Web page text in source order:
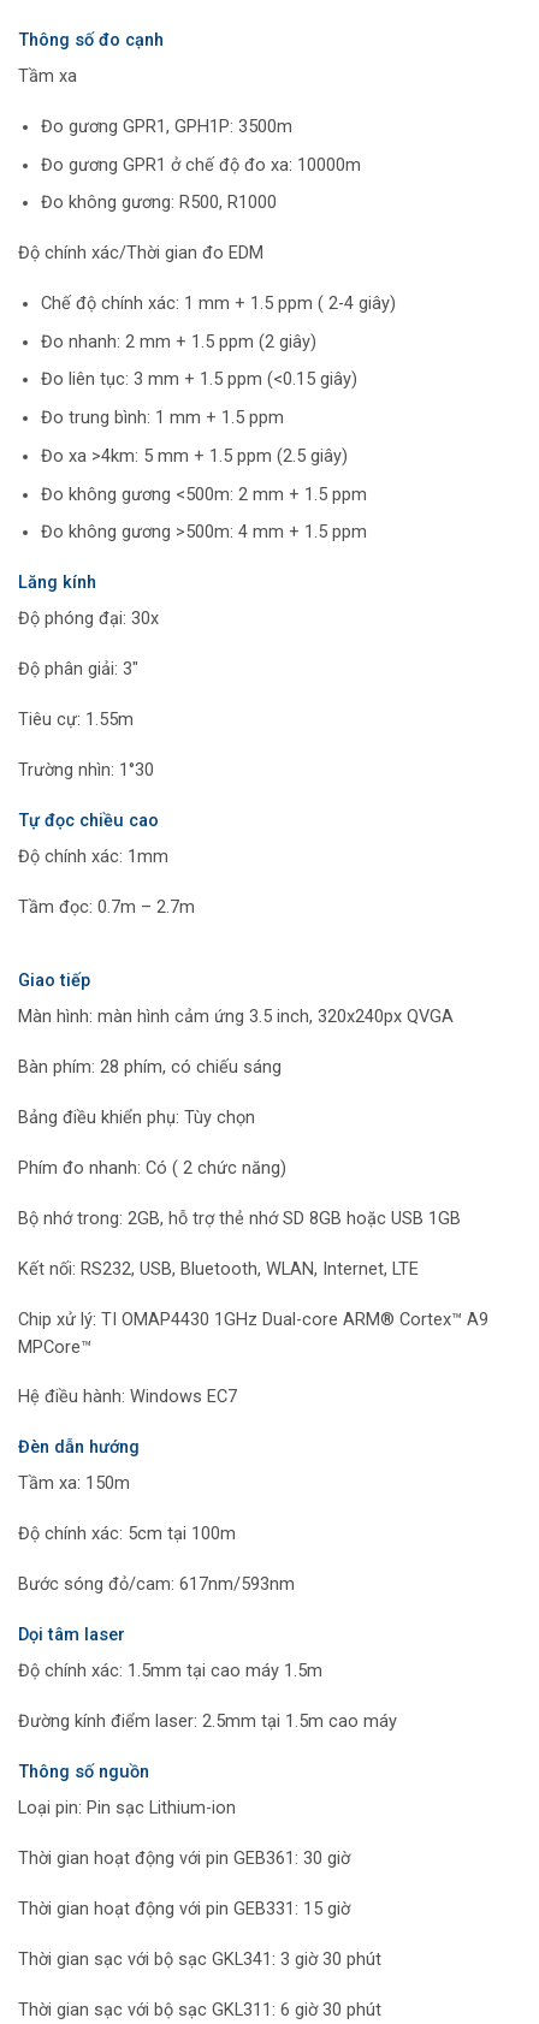
Thông số đo cạnh
Tầm xa
Đo gương GPR1, GPH1P: 3500m
Đo gương GPR1 ở chế độ đo xa: 10000m
Đo không gương: R500, R1000
Độ chính xác/Thời gian đo EDM
Chế độ chính xác: 1 mm + 1.5 ppm ( 2-4 giây)
Đo nhanh: 2 mm + 1.5 ppm (2 giây)
Đo liên tục: 3 mm + 1.5 ppm (<0.15 giây)
Đo trung bình: 1 mm + 1.5 ppm
Đo xa >4km: 5 mm + 1.5 ppm (2.5 giây)
Đo không gương <500m: 2 mm + 1.5 ppm
Đo không gương >500m: 4 mm + 1.5 ppm
Lăng kính
Độ phóng đại: 30x
Độ phân giải: 3″
Tiêu cự: 1.55m
Trường nhìn: 1°30
Tự đọc chiều cao
Độ chính xác: 1mm
Tầm đọc: 0.7m – 2.7m
Giao tiếp
Màn hình: màn hình cảm ứng 3.5 inch, 320x240px QVGA
Bàn phím: 28 phím, có chiếu sáng
Bảng điều khiển phụ: Tùy chọn
Phím đo nhanh: Có ( 2 chức năng)
Bộ nhớ trong: 2GB, hỗ trợ thẻ nhớ SD 8GB hoặc USB 1GB
Kết nối: RS232, USB, Bluetooth, WLAN, Internet, LTE
Chip xử lý: TI OMAP4430 1GHz Dual-core ARM® Cortex™ A9
MPCore™
Hệ điều hành: Windows EC7
Đèn dẫn hướng
Tầm xa: 150m
Độ chính xác: 5cm tại 100m
Bước sóng đỏ/cam: 617nm/593nm
Dọi tâm laser
Độ chính xác: 1.5mm tại cao máy 1.5m
Đường kính điểm laser: 2.5mm tại 1.5m cao máy
Thông số nguồn
Loại pin: Pin sạc Lithium-ion
Thời gian hoạt động với pin GEB361: 30 giờ
Thời gian hoạt động với pin GEB331: 15 giờ
Thời gian sạc với bộ sạc GKL341: 3 giờ 30 phút
Thời gian sạc với bộ sạc GKL311: 6 giờ 30 phút